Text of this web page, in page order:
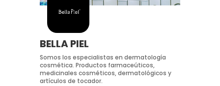
BELLA PIEL
Somos los especialistas en dermatología
cosmética. Productos farmaceúticos,
medicinales cosméticos, dermatológicos y
artículos de tocador.